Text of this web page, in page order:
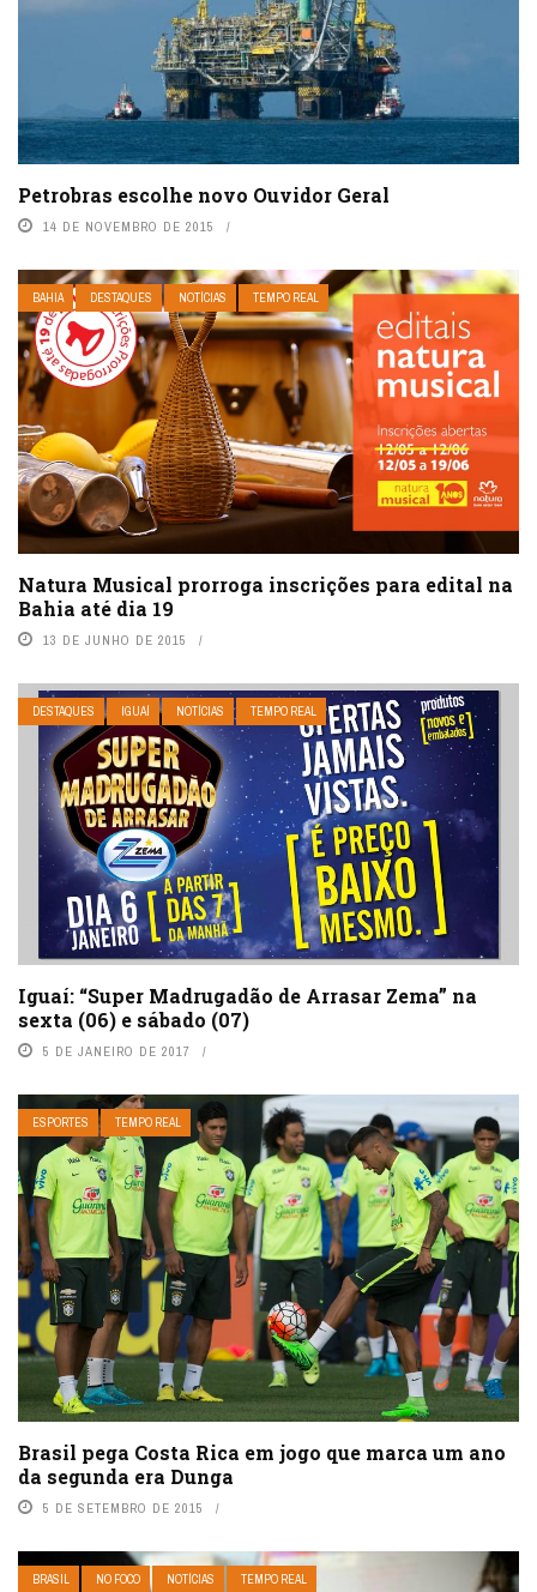
Petrobras escolhe novo Ouvidor Geral
14 DE NOVEMBRO DE 2015
BAHIA DESTAQUES NOTÍCIAS TEMPO REAL
Natura Musical prorroga inscrições para edital na
Bahia até dia 19
13 DE JUNHO DE 2015
DESTAQUES IGUAÍ NOTÍCIAS TEMPO REAL
Iguaí: “Super Madrugadão de Arrasar Zema” na
sexta (06) e sábado (07)
5 DE JANEIRO DE 2017
ESPORTES TEMPO REAL
Brasil pega Costa Rica em jogo que marca um ano
da segunda era Dunga
5 DE SETEMBRO DE 2015
BRASIL NO FOCO NOTÍCIAS TEMPO REAL